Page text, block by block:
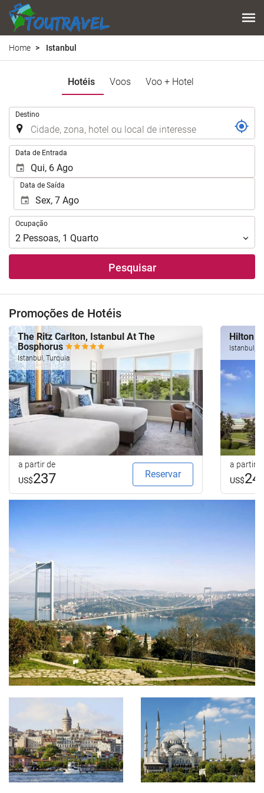
Home Istanbul
Hotéis Voos Voo + Hotel
Destino
Data de Entrada
Data de Saída
Ocupação
Ocupação
2 Pessoas, 1 Quarto
Pesquisar
Promoções de Hotéis
The Ritz Carlton, Istanbul At The
Bosphorus
Istanbul, Turquia
a partir de
US$237 Reservar
Hilton
Istanbul,
a partir
US$